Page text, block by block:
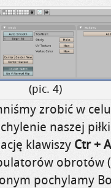
(pic. 4)
zrobić w
naszej
klawiszy Ctr+
obrotów
pochylamy